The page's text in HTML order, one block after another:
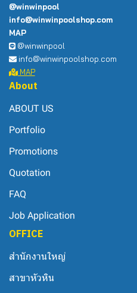
@winwinpool
info@winwinpoolshop.com
MAP
@winwinpool
info@winwinpoolshop.com
MAP
About
ABOUT US
Portfolio
Promotions
Quotation
FAQ
Job Application
OFFICE
สำนักงานใหญ่
สาขาหัวหิน